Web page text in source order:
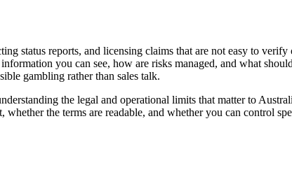
status reports, and licensing claims that are not easy to
you can see, how are risks managed, and what
gambling rather than sales talk.
the legal and operational limits that matter to
the terms are readable, and whether you can control